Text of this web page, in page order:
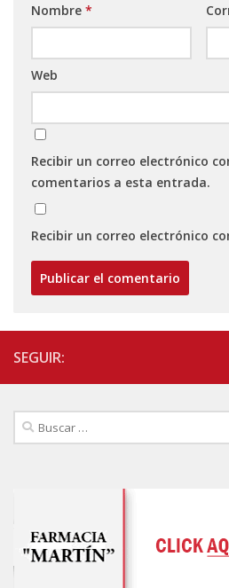
Nombre *
Web
Recibir un correo electrónico
comentarios a esta entrada.
Recibir un correo electrónico
SEGUIR:
Buscar: